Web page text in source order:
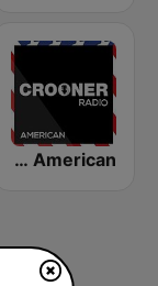
Crooner Radio American